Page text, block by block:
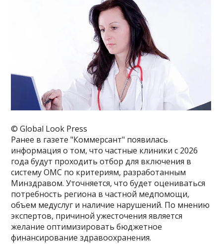
© Global Look Press
Ранее в газете "Коммерсант" появилась
информация о том, что частные клиники с 2026
года будут проходить отбор для включения в
систему ОМС по критериям, разработанным
Минздравом. Уточняется, что будет оцениваться
потребность региона в частной медпомощи,
объем медуслуг и наличие нарушений. По мнению
экспертов, причиной ужесточения является
желание оптимизировать бюджетное
финансирование здравоохранения.